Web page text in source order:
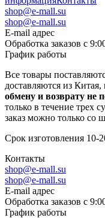
shop@e-mall.su
shop@e-mall.su
E-mail адрес
Обработка заказов с
График работы
Все товары
доставляются из
обмену и возврату не
только в течение трех
заказ можно только со
Срок изготовления 10-
Контакты
shop@e-mall.su
shop@e-mall.su
E-mail адрес
Обработка заказов с
График работы